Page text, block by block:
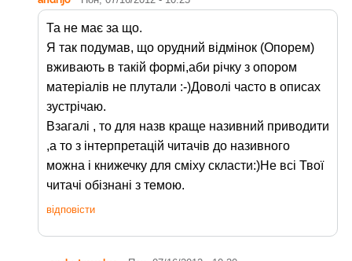
Та не має за що.
Я так подумав, що орудний відмінок (Опорем)
вживають в такій формі,аби річку з опором
матеріалів не плутали :-)Доволі часто в описах
зустрічаю.
Взагалі , то для назв краще називний приводити
,а то з інтерпретацій читачів до називного
можна і книжечку для сміху скласти:)Не всі Твої
читачі обізнані з темою.
відповісти